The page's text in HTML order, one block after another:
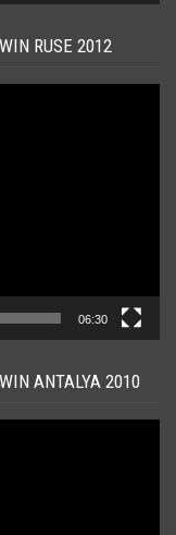
RUSE 2012
06:30
ANTALYA 2010